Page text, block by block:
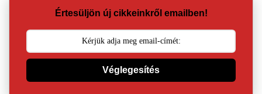
Értesüljön új cikkeinkről emailben!
Véglegesítés